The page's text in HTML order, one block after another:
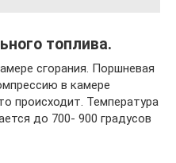
топлива.
сгорания. Поршневая
в камере
происходит. Температура
до 700- 900 градусов